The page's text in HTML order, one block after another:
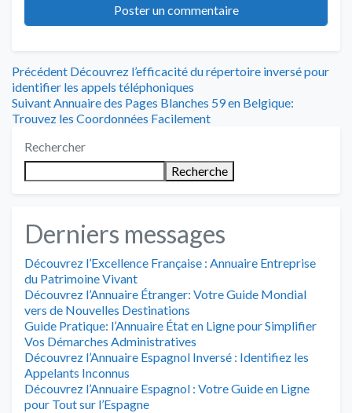
Navigation
de
l’article
Précédent Article
précédent
:
Découvrez l’efficacité du répertoire inversé pour
identifier les appels téléphoniques
Suivant Article
suivant
Annuaire des Pages Blanches 59 en Belgique:
Trouvez les Coordonnées Facilement
Rechercher
Recherche
Derniers messages
Découvrez l’Excellence Française : Annuaire Entreprise
du Patrimoine Vivant
Découvrez l’Annuaire Étranger: Votre Guide Mondial
vers de Nouvelles Destinations
Guide Pratique: l’Annuaire État en Ligne pour Simplifier
Vos Démarches Administratives
Découvrez l’Annuaire Espagnol Inversé : Identifiez les
Appelants Inconnus
Découvrez l’Annuaire Espagnol : Votre Guide en Ligne
pour Tout sur l’Espagne